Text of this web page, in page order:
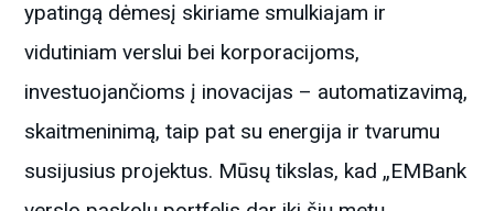
ypatingą dėmesį skiriame smulkiajam ir
vidutiniam verslui bei korporacijoms,
investuojančioms į inovacijas – automatizavimą,
skaitmeninimą, taip pat su energija ir tvarumu
susijusius projektus. Mūsų tikslas, kad „EMBank